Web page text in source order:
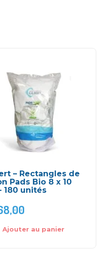
– Rectangles de
Pads Bio 8 x 10
180 unités
Ajouter au panier